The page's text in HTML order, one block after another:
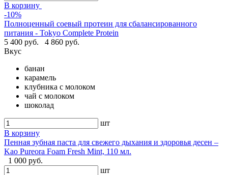
В корзину
-10%
Полноценный соевый протеин для сбалансированного
питания - Tokyo Complete Protein
5 400 руб.
4 860 руб.
Вкус
банан
карамель
клубника с молоком
чай с молоком
шоколад
шт
В корзину
Пенная зубная паста для свежего дыхания и здоровья десен –
Kao Pureora Foam Fresh Mint, 110 мл.
1 000 руб.
шт